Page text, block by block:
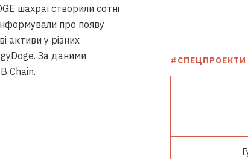
шахраї створили сотні
про появу
активи у різних
За даними
Chain.
#СПЕЦПРОЕКТИ